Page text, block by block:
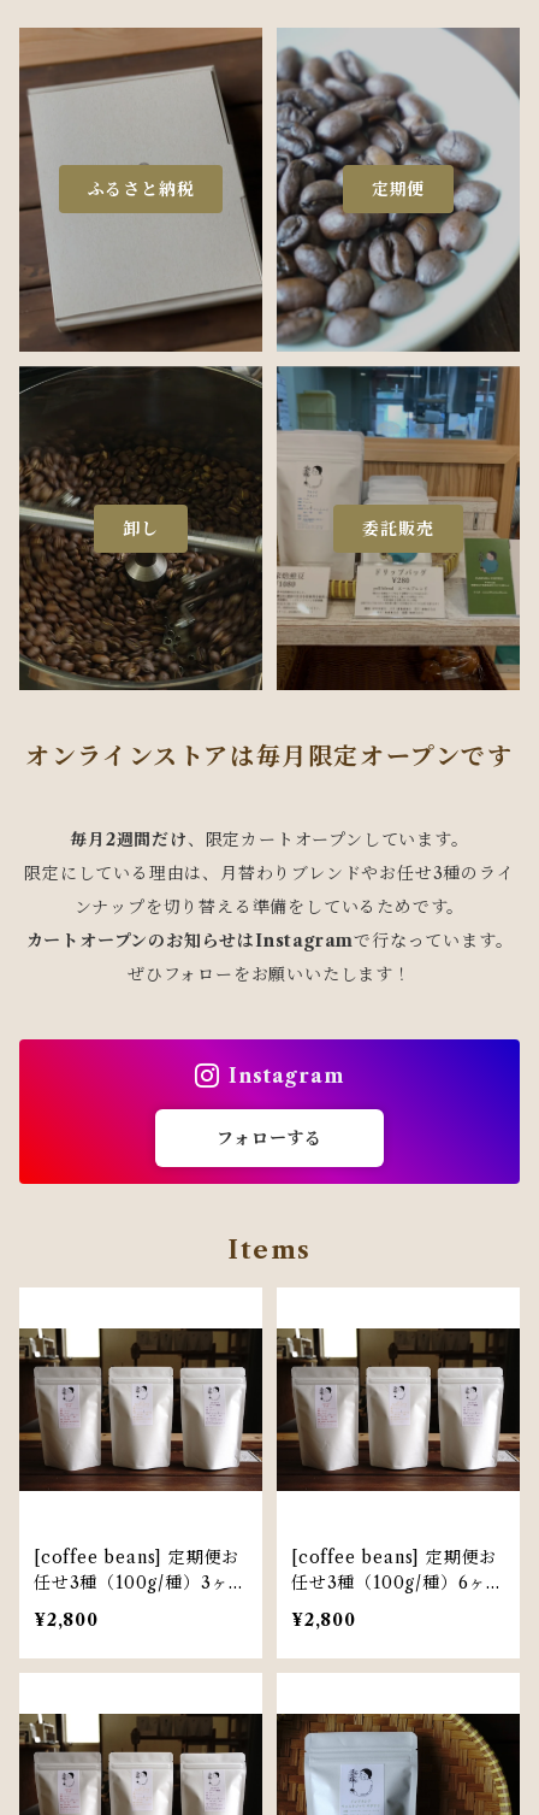
ふるさと納税 定期便
卸し 委託販売
オンラインストアは毎月限定オープンです
毎月2週間だけ、限定カートオープンしています。
限定にしている理由は、月替わりブレンドやお任せ3種のライ
ンナップを切り替える準備をしているためです。
カートオープンのお知らせはInstagramで行なっています。
ぜひフォローをお願いいたします！
Instagram
フォローする
Items
[coffee beans] 定期便お
任せ3種（100g/種）3ヶ月
間
¥2,800
[coffee beans] 定期便お
任せ3種（100g/種）6ヶ月
間
¥2,800